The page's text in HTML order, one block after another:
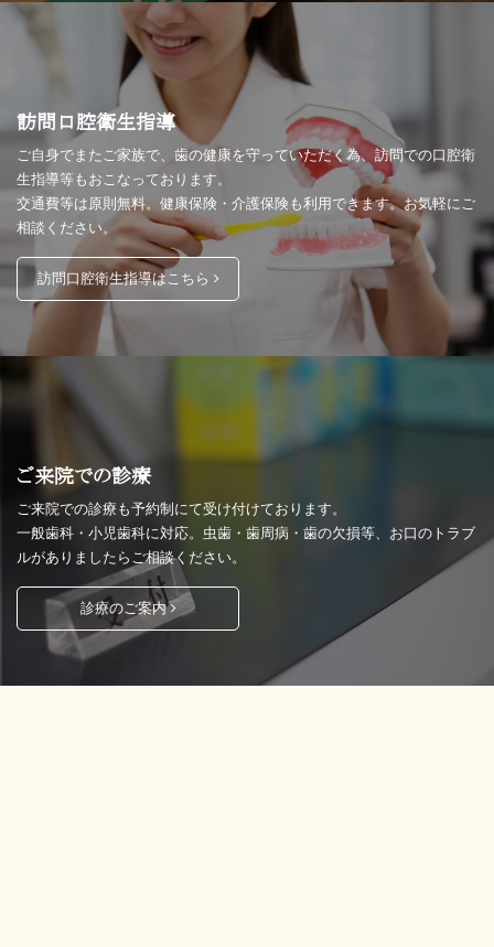
訪問口腔衛生指導
ご自身でまたご家族で、歯の健康を守っていただく為、訪問での口腔衛
生指導等もおこなっております。
交通費等は原則無料。健康保険・介護保険も利用できます。お気軽にご
相談ください。
訪問口腔衛生指導はこちら
ご来院での診療
ご来院での診療も予約制にて受け付けております。
一般歯科・小児歯科に対応。虫歯・歯周病・歯の欠損等、お口のトラブ
ルがありましたらご相談ください。
診療のご案内